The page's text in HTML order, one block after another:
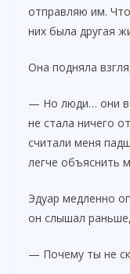
отправляю им.
них была другая
Она подняла
— Но люди… они
не стала ничего
считали меня
легче объяснить
Эдуар медленно
он слышал
— Почему ты не